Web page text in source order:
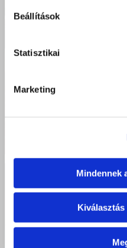
Beállítások
Statisztikai
Marketing
Mindennek
Kiválasztás